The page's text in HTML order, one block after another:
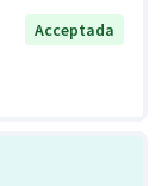
Acceptada